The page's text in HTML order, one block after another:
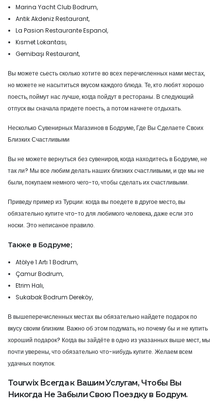
Marina Yacht Club Bodrum,
Antik Akdeniz Restaurant,
La Pasion Restaurante Espanol,
Kısmet Lokantası,
Gemibaşı Restaurant,
Вы можете сьесть сколько хотите во всех перечисленных нами местах,
но можете не насытиться вкусом каждого блюда. Те, кто любят хорошо
поесть, поймут нас лучше, когда пойдут в рестораны. В следующий
отпуск вы сначала придете поесть, а потом начнете отдыхать.
Несколько Сувенирных Магазинов в Бодруме, Где Вы Сделаете Своих
Близких Счастливыми
Вы не можете вернуться без сувениров, когда находитесь в Бодруме, не
так ли? Мы все любим делать наших близких счастливыми, и где мы не
были, покупаем немного чего-то, чтобы сделать их счастливыми.
Приведу пример из Турции: когда вы поедете в другое место, вы
обязательно купите что-то для любимого человека, даже если это
носки. Это неписаное правило.
Также в Бодруме;
Atölye 1 Artı 1 Bodrum,
Çamur Bodrum,
Etrim Halı,
Sukabak Bodrum Dereköy,
В вышеперечисленных местах вы обязательно найдете подарок по
вкусу своим близким. Важно об этом подумать, но почему бы и не купить
хороший подарок? Когда вы зайдёте в одно из указанных выше мест, мы
почти уверены, что обязательно что-нибудь купите. Желаем всем
удачных покупок.
Tourwix Всегда к Вашим Услугам, Чтобы Вы
Никогда Не Забыли Свою Поездку в Бодрум.